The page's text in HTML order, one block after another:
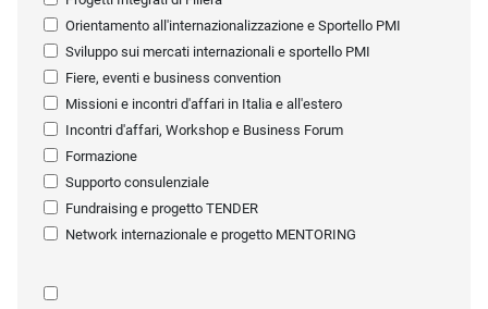
Orientamento all'internazionalizzazione e Sportello PMI
Sviluppo sui mercati internazionali e sportello PMI
Fiere, eventi e business convention
Missioni e incontri d'affari in Italia e all'estero
Incontri d'affari, Workshop e Business Forum
Formazione
Supporto consulenziale
Fundraising e progetto TENDER
Network internazionale e progetto MENTORING